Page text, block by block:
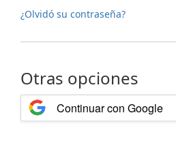
¿Olvidó su contraseña?
Otras opciones
Continuar con Google